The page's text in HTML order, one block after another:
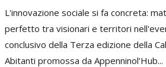
L'innovazione sociale si fa concreta:
perfetto tra visionari e territori
conclusivo della Terza edizione della
Abitanti promossa da Appenninol’Hub...